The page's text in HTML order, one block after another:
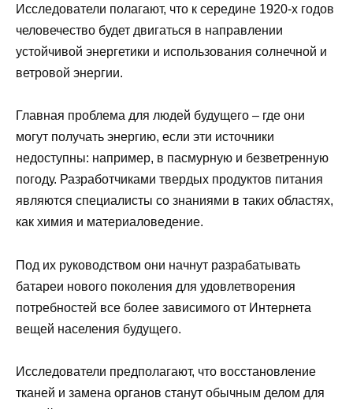
Исследователи полагают, что к середине 1920-х годов
человечество будет двигаться в направлении
устойчивой энергетики и использования солнечной и
ветровой энергии.
Главная проблема для людей будущего – где они
могут получать энергию, если эти источники
недоступны: например, в пасмурную и безветренную
погоду. Разработчиками твердых продуктов питания
являются специалисты со знаниями в таких областях,
как химия и материаловедение.
Под их руководством они начнут разрабатывать
батареи нового поколения для удовлетворения
потребностей все более зависимого от Интернета
вещей населения будущего.
Исследователи предполагают, что восстановление
тканей и замена органов станут обычным делом для